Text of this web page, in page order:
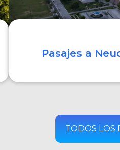
Pasajes a
TODOS LOS